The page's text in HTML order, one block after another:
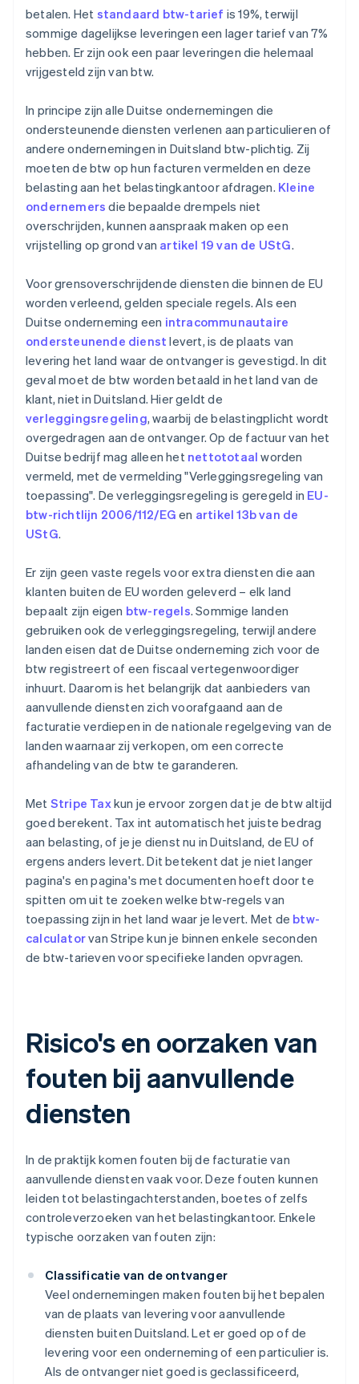
betalen. Het standaard btw-tarief is 19%, terwijl
sommige dagelijkse leveringen een lager tarief van 7%
hebben. Er zijn ook een paar leveringen die helemaal
vrijgesteld zijn van btw.
In principe zijn alle Duitse ondernemingen die
ondersteunende diensten verlenen aan particulieren of
andere ondernemingen in Duitsland btw-plichtig. Zij
moeten de btw op hun facturen vermelden en deze
belasting aan het belastingkantoor afdragen. Kleine
ondernemers die bepaalde drempels niet
overschrijden, kunnen aanspraak maken op een
vrijstelling op grond van artikel 19 van de UStG.
Voor grensoverschrijdende diensten die binnen de EU
worden verleend, gelden speciale regels. Als een
Duitse onderneming een intracommunautaire
ondersteunende dienst levert, is de plaats van
levering het land waar de ontvanger is gevestigd. In dit
geval moet de btw worden betaald in het land van de
klant, niet in Duitsland. Hier geldt de
verleggingsregeling, waarbij de belastingplicht wordt
overgedragen aan de ontvanger. Op de factuur van het
Duitse bedrijf mag alleen het nettototaal worden
vermeld, met de vermelding "Verleggingsregeling van
toepassing". De verleggingsregeling is geregeld in EU-
btw-richtlijn 2006/112/EG en artikel 13b van de
UStG.
Er zijn geen vaste regels voor extra diensten die aan
klanten buiten de EU worden geleverd – elk land
bepaalt zijn eigen btw-regels. Sommige landen
gebruiken ook de verleggingsregeling, terwijl andere
landen eisen dat de Duitse onderneming zich voor de
btw registreert of een fiscaal vertegenwoordiger
inhuurt. Daarom is het belangrijk dat aanbieders van
aanvullende diensten zich voorafgaand aan de
facturatie verdiepen in de nationale regelgeving van de
landen waarnaar zij verkopen, om een correcte
afhandeling van de btw te garanderen.
Met Stripe Taxkun je ervoor zorgen dat je de btw altijd
goed berekent. Tax int automatisch het juiste bedrag
aan belasting, of je je dienst nu in Duitsland, de EU of
ergens anders levert. Dit betekent dat je niet langer
pagina's en pagina's met documenten hoeft door te
spitten om uit te zoeken welke btw-regels van
toepassing zijn in het land waar je levert. Met de btw-
calculatorvan Stripe kun je binnen enkele seconden
de btw-tarieven voor specifieke landen opvragen.
Risico's en oorzaken van
fouten bij aanvullende
diensten
In de praktijk komen fouten bij de facturatie van
aanvullende diensten vaak voor. Deze fouten kunnen
leiden tot belastingachterstanden, boetes of zelfs
controleverzoeken van het belastingkantoor. Enkele
typische oorzaken van fouten zijn:
Classificatie van de ontvanger
Veel ondernemingen maken fouten bij het bepalen
van de plaats van levering voor aanvullende
diensten buiten Duitsland. Let er goed op of de
levering voor een onderneming of een particulier is.
Als de ontvanger niet goed is geclassificeerd,